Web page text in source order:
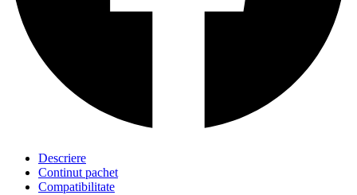
Descriere
Continut pachet
Compatibilitate